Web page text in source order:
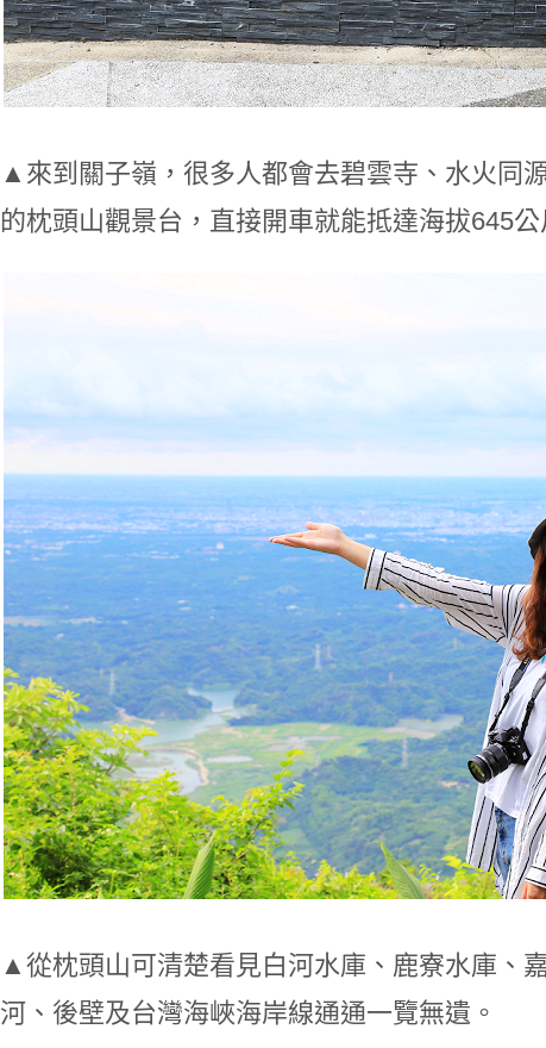
▲來到關子嶺，很多人都會去碧雲寺、水火同
的枕頭山觀景台，直接開車就能抵達海拔645公
▲從枕頭山可清楚看見白河水庫、鹿寮水庫、
河、後壁及台灣海峽海岸線通通一覽無遺。